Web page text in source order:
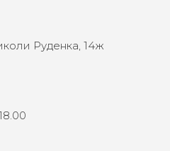
Руденка, 14ж